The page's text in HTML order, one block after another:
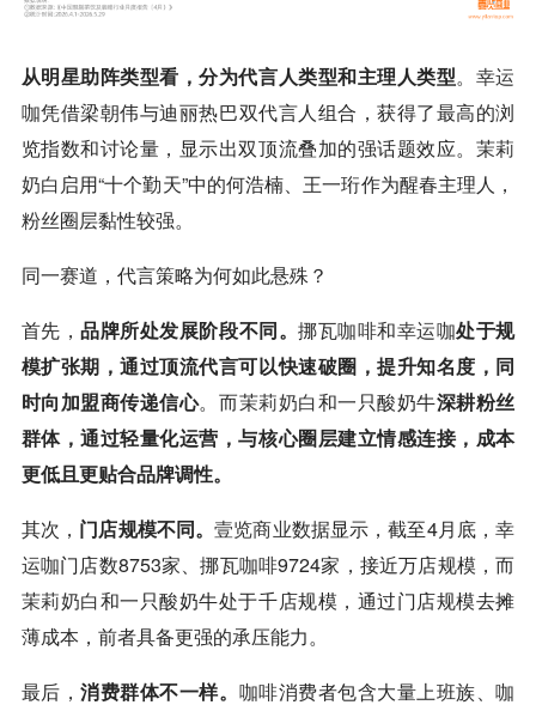
从明星助阵类型看，分为代言人类型和主理人类型。 幸运
咖凭借梁朝伟与迪丽热巴双代言人组合，获得了最高的浏
览指数和讨论量，显示出双顶流叠加的强话题效应。 茉莉
奶白启用“十个勤天”中的何浩楠、王一珩作为醒春主理人，
粉丝圈层黏性较强。
同一赛道，代言策略为何如此悬殊？
首先，品牌所处发展阶段不同。挪瓦咖啡和幸运咖处于规
模扩张期，通过顶流代言可以快速破圈，提升知名度，同
时向加盟商传递信心。而茉莉奶白和一只酸奶牛深耕粉丝
群体，通过轻量化运营，与核心圈层建立情感连接，成本
更低且更贴合品牌调性。
其次， 门店规模不同。壹览商业数据显示，截至4月底，幸
运咖门店数8753家、挪瓦咖啡9724家，接近万店规模，而
茉莉奶白和一只酸奶牛处于千店规模，通过门店规模去摊
薄成本，前者具备更强的承压能力。
最后，消费群体不一样。 咖啡消费者包含大量上班族、咖